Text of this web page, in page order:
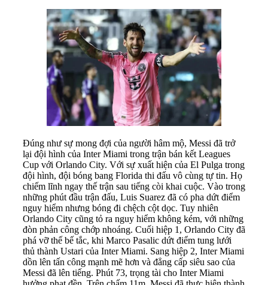
Đúng như sự mong đợi của người hâm mộ, Messi đã trở
lại đội hình của Inter Miami trong trận bán kết Leagues
Cup với Orlando City. Với sự xuất hiện của El Pulga trong
đội hình, đội bóng bang Florida thi đấu vô cùng tự tin. Họ
chiếm lĩnh ngay thế trận sau tiếng còi khai cuộc. Vào trong
những phút đầu trận đấu, Luis Suarez đã có pha dứt điểm
nguy hiểm nhưng bóng đi chệch cột dọc. Tuy nhiên
Orlando City cũng tỏ ra nguy hiểm không kém, với những
đòn phản công chớp nhoáng. Cuối hiệp 1, Orlando City đã
phá vỡ thế bế tắc, khi Marco Pasalic dứt điểm tung lưới
thủ thành Ustari của Inter Miami. Sang hiệp 2, Inter Miami
dồn lên tấn công mạnh mẽ hơn và đẳng cấp siêu sao của
Messi đã lên tiếng. Phút 73, trọng tài cho Inter Miami